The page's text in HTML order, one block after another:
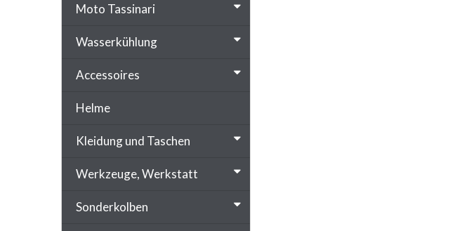
Moto Tassinari
Wasserkühlung
Accessoires
Helme
Kleidung und Taschen
Werkzeuge, Werkstatt
Sonderkolben